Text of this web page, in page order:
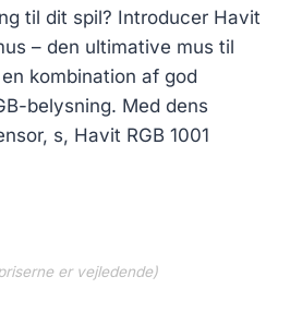
til dit spil? Introducer Havit
– den ultimative mus til
kombination af god
belysning. Med dens
s, Havit RGB 1001
er vejledende)